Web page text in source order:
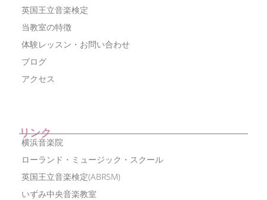
英国王立音楽検定
当教室の特徴
体験レッスン・お問い合わせ
ブログ
アクセス
リンク
横浜音楽院
ローランド・ミュージック・スクール
英国王立音楽検定(ABRSM)
いずみ中央音楽教室